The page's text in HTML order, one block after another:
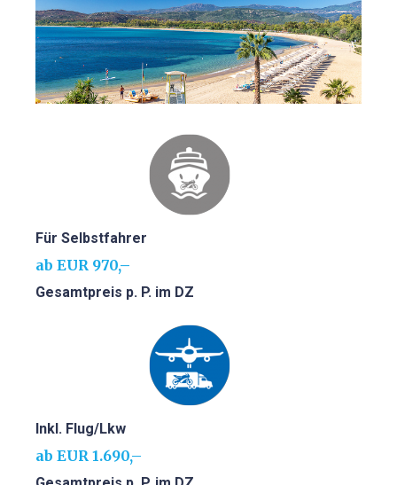
MIETWAGEN RUNDREISE
GRUPPENREISEN
SARDINIEN INDIVIDUELL
AKTIV
RADFAHREN
KITESURFEN
EVENTS
Für Selbstfahrer
ab EUR 970,–
Gesamtpreis p. P. im DZ
Inkl. Flug/Lkw
ab EUR 1.690,–